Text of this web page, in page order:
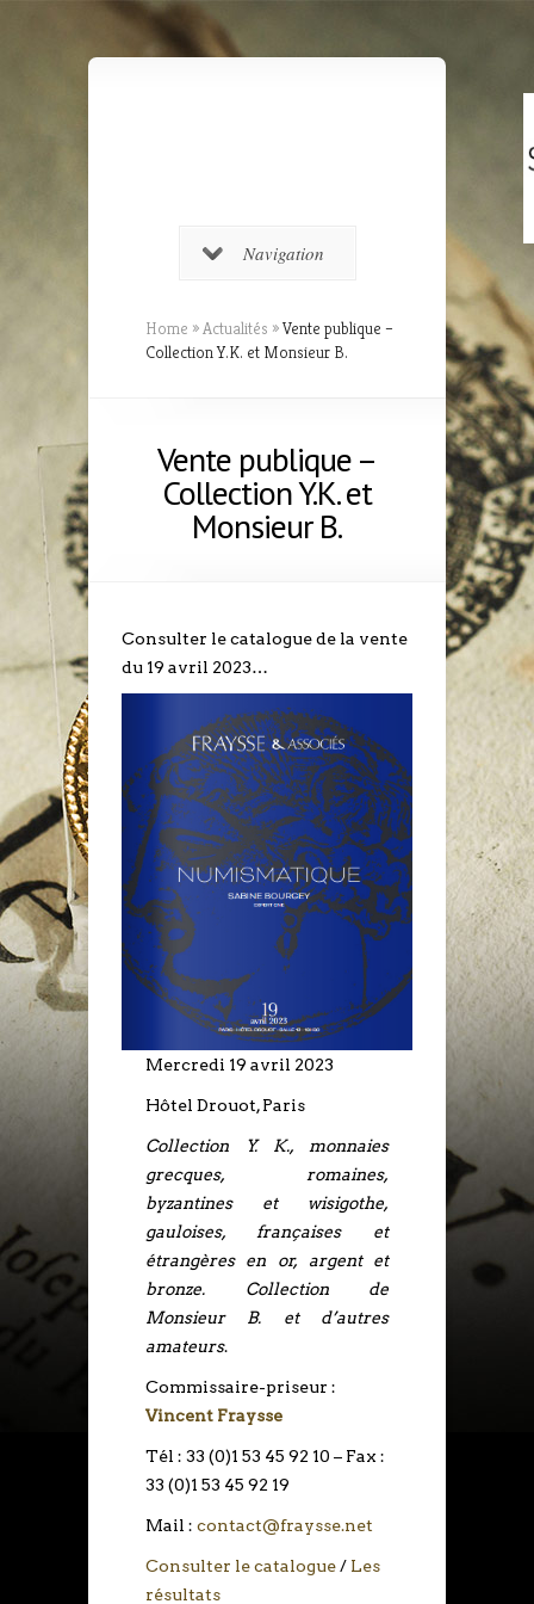
Navigation
Home »Actualités »Vente publique –
Collection Y.K. et Monsieur B.
Vente publique –
Collection Y.K. et
Monsieur B.
Consulter le catalogue de la vente
du 19 avril 2023…
Mercredi 19 avril 2023
Hôtel Drouot, Paris
Collection Y. K., monnaies
grecques, romaines,
byzantines et wisigothe,
gauloises, françaises et
étrangères en or, argent et
bronze. Collection de
Monsieur B. et d’autres
amateurs.
Commissaire-priseur :
Vincent Fraysse
Tél : 33 (0)1 53 45 92 10 – Fax :
33 (0)1 53 45 92 19
Mail : contact@fraysse.net
Consulter le catalogue/ Les
résultats